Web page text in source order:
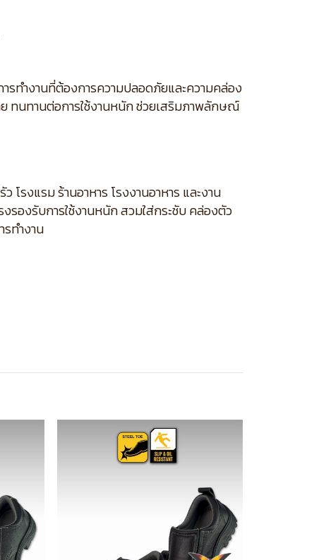
ารทำงานที่ต้องการความปลอดภัยและความคล่อง
ทนทานต่อการใช้งานหนัก ช่วยเสริมภาพลักษณ์
รงแรม ร้านอาหาร โรงงานอาหาร และงาน
องรับการใช้งานหนัก สวมใส่กระชับ คล่องตัว
ทำงาน